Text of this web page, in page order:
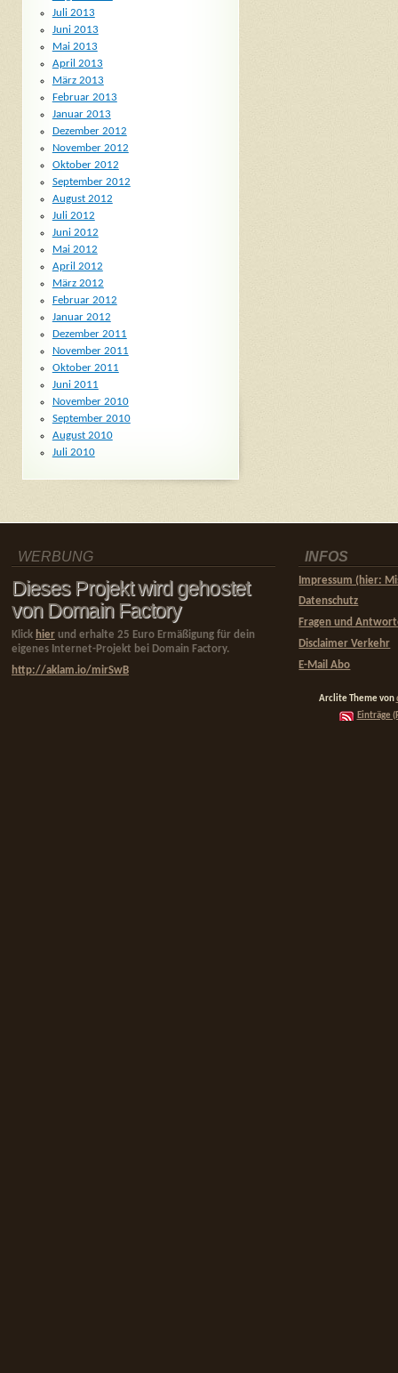
Juli 2013
Juni 2013
Mai 2013
April 2013
März 2013
Februar 2013
Januar 2013
Dezember 2012
November 2012
Oktober 2012
September 2012
August 2012
Juli 2012
Juni 2012
Mai 2012
April 2012
März 2012
Februar 2012
Januar 2012
Dezember 2011
November 2011
Oktober 2011
Juni 2011
November 2010
September 2010
August 2010
Juli 2010
WERBUNG
Dieses Projekt wird gehostet
von Domain Factory
Klick hier und erhalte 25 Euro Ermäßigung für dein
eigenes Internet-Projekt bei Domain Factory.
http://aklam.io/mirSwB
INFOS
Impressum (hier:
Datenschutz
Fragen und
Disclaimer Verkehr
E-Mail Abo
Arclite Theme von
Einträge